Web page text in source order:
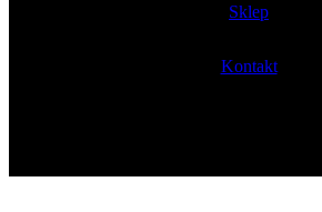
Sklep
Kontakt